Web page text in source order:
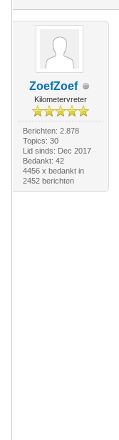
ZoefZoef
Kilometervreter
Berichten: 2.878
Topics: 30
Lid sinds: Dec 2017
Bedankt: 42
4456 x bedankt in
2452 berichten